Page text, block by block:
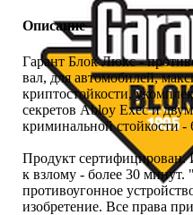
Описание
Гарант Блок Люкс -
вал, для автомобилей,
криптостойкости,
секретов Abloy Exec и
криминальной стойкости -
Продукт сертифицирован.
к взлому - более 30 минут.
противоугонное
изобретение. Все права